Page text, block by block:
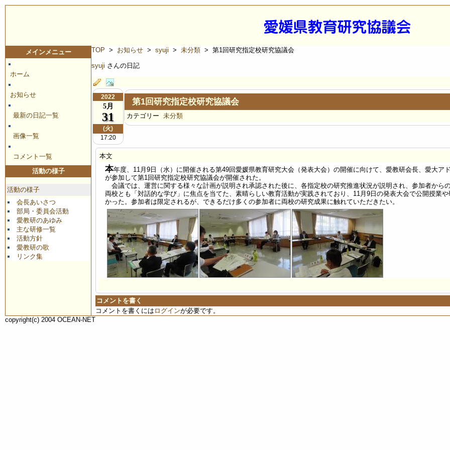
メインメニュー
ホーム
お知らせ
最新の日記一覧
画像一覧
コメント一覧
活動の様子
活動の様子
会長あいさつ
部局・委員会活動
愛教研のあゆみ
主な研修一覧
活動方針
愛教研の歌
リンク集
TOP > お知らせ > syuji > 未分類 > 第1回研究指定校研究協議会
syuji さんの日記
2022
5月
31
(火)
17:20
第1回研究指定校研究協議会
カテゴリー 未分類
本文
本年度、11月9日（水）に開催される第49回愛媛県教育研究大会（発表大会）の開催に向けて、愛教研会長、愛大
が参加して第1回研究指定校研究協議会が開催された。
会議では、運営に関する様々な計画が説明され承認された後に、各指定校の研究推進状況が説明され、参加者から
両校とも「対話的な学び」に焦点を当てた、素晴らしい教育活動が実践されており、11月9日の発表大会で公開授業
かった。参加者は限定されるが、できるだけ多くの参加者に両校の研究成果に触れていただきたい。
コメントを書く
コメントを書くには ログインが必要です。
copyright(c) 2004 OCEAN-NET